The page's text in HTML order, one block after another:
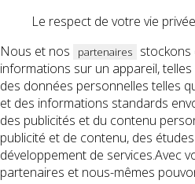
Le respect de votre vie
Nous et nos
partenaires
stockons
informations sur un appareil,
des données personnelles telles
et des informations standards
des publicités et du contenu
publicité et de contenu, des
développement de services.Avec
partenaires et nous-mêmes